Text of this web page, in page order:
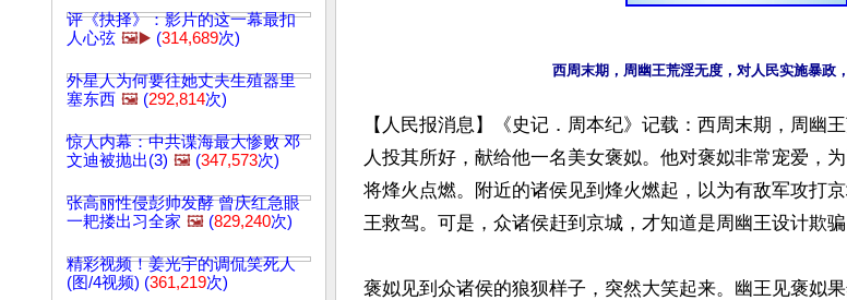
评《抉择》：影片的这一幕最扣
人心弦 🖼️▶️ (314,689次)
外星人为何要往她丈夫生殖器里
塞东西 🖼️ (292,814次)
惊人内幕：中共谍海最大惨败 邓
文迪被抛出(3) 🖼️ (347,573次)
张高丽性侵彭帅发酵 曾庆红急眼
一耙搂出习全家 🖼️ (829,240次)
精彩视频！姜光宇的调侃笑死人
(图/4视频) (361,219次)
【人民报消息】《史记．周本纪》记载：西周末期，周幽
人投其所好，献给他一名美女褒姒。他对褒姒非常宠爱，
将烽火点燃。附近的诸侯见到烽火燃起，以为有敌军攻打
王救驾。可是，众诸侯赶到京城，才知道是周幽王设计欺骗
褒姒见到众诸侯的狼狈样子，突然大笑起来。幽王见褒姒